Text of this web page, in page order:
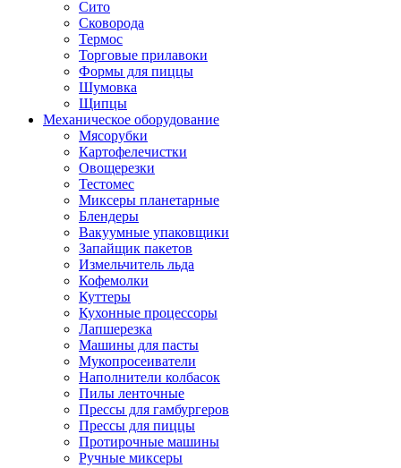
Сито
Сковорода
Термос
Торговые прилавоки
Формы для пиццы
Шумовка
Щипцы
Механическое оборудование
Мясорубки
Картофелечистки
Овощерезки
Тестомес
Миксеры планетарные
Блендеры
Вакуумные упаковщики
Запайщик пакетов
Измельчитель льда
Кофемолки
Куттеры
Кухонные процессоры
Лапшерезка
Машины для пасты
Мукопросеиватели
Наполнители колбасок
Пилы ленточные
Прессы для гамбургеров
Прессы для пиццы
Протирочные машины
Ручные миксеры